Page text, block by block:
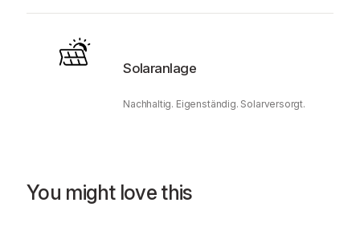
Solaranlage
Nachhaltig. Eigenständig. Solarversorgt.
You might love this